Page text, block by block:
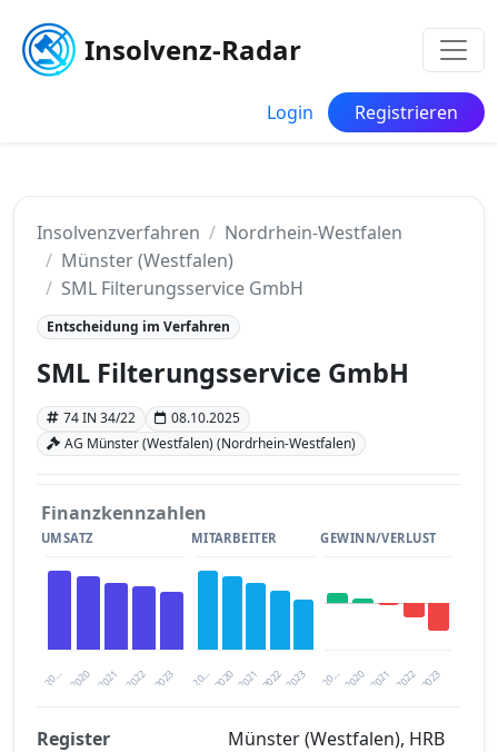
Insolvenz-Radar
Login Registrieren
Insolvenzverfahren
Nordrhein-Westfalen
Münster (Westfalen)
SML Filterungsservice GmbH
Entscheidung im Verfahren
SML Filterungsservice GmbH
74 IN 34/22
08.10.2025
AG Münster (Westfalen) (Nordrhein-Westfalen)
Finanzkennzahlen
UMSATZ
20… 2021 2023
2020 2022
MITARBEITER
20… 2021 2023
2020 2022
GEWINN/VERLUST
20… 2021 2023
2020 2022
Register
Münster (Westfalen), HRB